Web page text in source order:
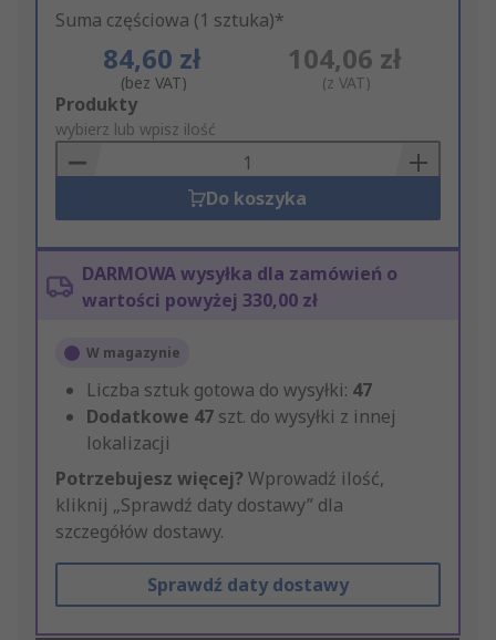
Suma częściowa (1 sztuka)*
84,60 zł
(bez VAT)
104,06 zł
(z VAT)
Add
to
Basket
Produkty
wybierz lub wpisz ilość
Do koszyka
DARMOWA wysyłka dla zamówień o
wartości powyżej 330,00 zł
W magazynie
Liczba sztuk gotowa do wysyłki: 47
Dodatkowe 47 szt. do wysyłki z innej
lokalizacji
Potrzebujesz więcej? Wprowadź ilość,
kliknij „Sprawdź daty dostawy” dla
szczegółów dostawy.
Sprawdź daty dostawy